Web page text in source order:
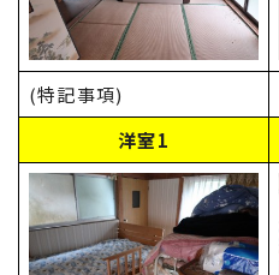
(特記事項)
洋室1